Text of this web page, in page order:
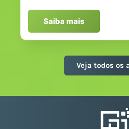
Saiba mais
Veja todos os